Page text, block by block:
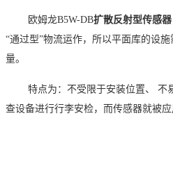
欧姆龙B5W-DB扩散反射型传感器
“通过型”物流运作，所以平面库的设
量。
特点为：不受限于安装位置、 不
查设备进行行李安检，而传感器就被